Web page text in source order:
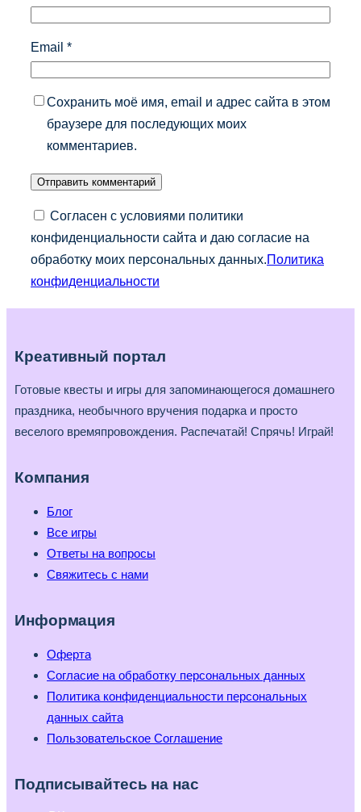
Email *
Сохранить моё имя, email и адрес сайта в этом
браузере для последующих моих
комментариев.
Согласен с условиями политики
конфиденциальности сайта и даю согласие на
обработку моих персональных данных.Политика
конфиденциальности
Креативный портал
Готовые квесты и игры для запоминающегося домашнего
праздника, необычного вручения подарка и просто
веселого времяпровождения. Распечатай! Спрячь! Играй!
Компания
Блог
Все игры
Ответы на вопросы
Свяжитесь с нами
Информация
Оферта
Согласие на обработку персональных данных
Политика конфиденциальности персональных
данных сайта
Пользовательское Соглашение
Подписывайтесь на нас